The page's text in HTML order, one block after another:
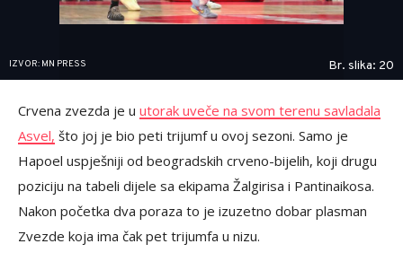
IZVOR: MN PRESS Br. slika: 20
Crvena zvezda je u utorak uveče na svom terenu savladala
Asvel, što joj je bio peti trijumf u ovoj sezoni. Samo je
Hapoel uspješniji od beogradskih crveno-bijelih, koji drugu
poziciju na tabeli dijele sa ekipama Žalgirisa i Pantinaikosa.
Nakon početka dva poraza to je izuzetno dobar plasman
Zvezde koja ima čak pet trijumfa u nizu.